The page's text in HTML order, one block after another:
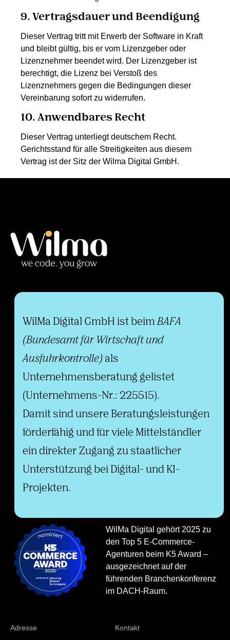
9. Vertragsdauer und Beendigung
Dieser Vertrag tritt mit Erwerb der Software in Kraft
und bleibt gültig, bis er vom Lizenzgeber oder
Lizenznehmer beendet wird. Der Lizenzgeber ist
berechtigt, die Lizenz bei Verstoß des
Lizenznehmers gegen die Bedingungen dieser
Vereinbarung sofort zu widerrufen.
10. Anwendbares Recht
Dieser Vertrag unterliegt deutschem Recht.
Gerichtsstand für alle Streitigkeiten aus diesem
Vertrag ist der Sitz der Wilma Digital GmbH.
WilMa Digital GmbH ist beim BAFA
(Bundesamt für Wirtschaft und
Ausfuhrkontrolle) als
Unternehmensberatung gelistet
(Unternehmens-Nr.: 225515).
Damit sind unsere Beratungsleistungen
förderfähig und für viele Mittelständler
ein direkter Zugang zu staatlicher
Unterstützung bei Digital- und KI-
Projekten.
WilMa Digital gehört 2025 zu
den Top 5 E-Commerce-
Agenturen beim K5 Award –
ausgezeichnet auf der
führenden Branchenkonferenz
im DACH-Raum.
Adresse Kontakt